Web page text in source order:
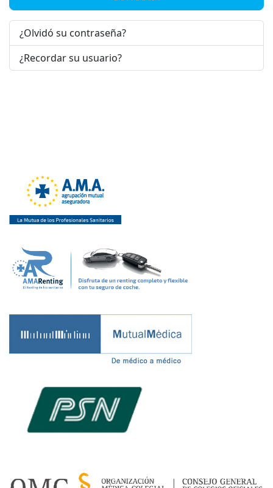
¿Olvidó su contraseña?
¿Recordar su usuario?